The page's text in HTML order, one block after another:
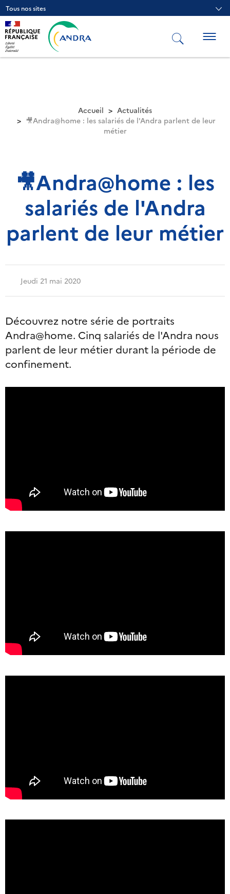
Aller
au
contenu
principal
Tous nos sites
Accueil
Actualités
🎥Andra@home : les salariés de l'Andra parlent de leur
métier
🎥Andra@home : les
salariés de l'Andra
parlent de leur métier
Jeudi 21 mai 2020
Découvrez notre série de portraits
Andra@home. Cinq salariés de l'Andra nous
parlent de leur métier durant la période de
confinement.